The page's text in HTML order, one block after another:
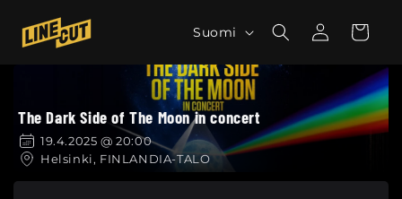
siirry
sisältöön
e
l
i
Suomi
Kirjaudu
sisään
Ostoskori
The Dark Side of The Moon in concert
19.4.2025 @ 20:00
Helsinki, FINLANDIA-TALO